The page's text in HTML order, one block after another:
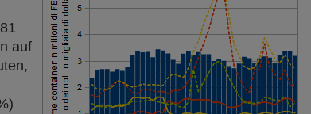
auf